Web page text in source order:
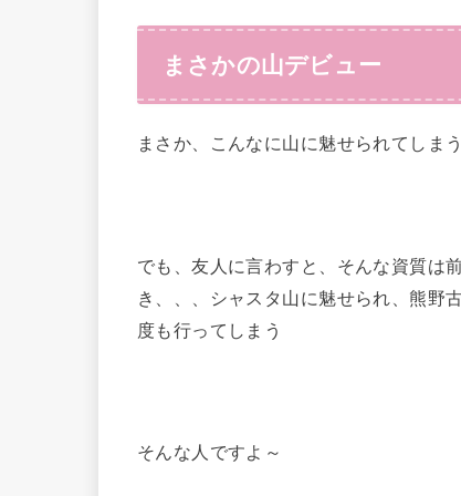
まさかの山デビュー
まさか、こんなに山に魅せられてしま
でも、友人に言わすと、そんな資質は
き、、、シャスタ山に魅せられ、熊野
度も行ってしまう
そんな人ですよ～